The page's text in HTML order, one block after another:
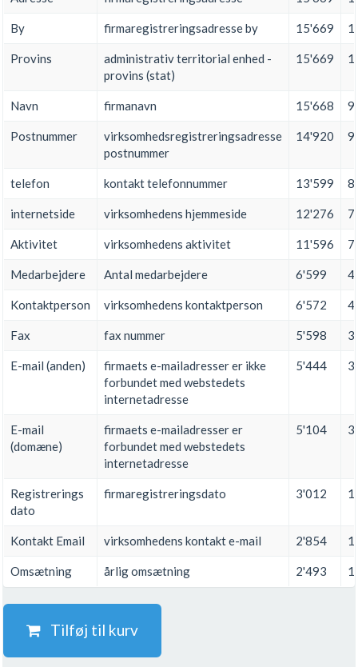
By firmaregistreringsadresse by 15'669
Provins
administrativ territorial enhed -
provins (stat)
15'669
Navn firmanavn 15'668
Postnummer
virksomhedsregistreringsadresse
postnummer
14'920
telefon kontakt telefonnummer 13'599
internetside virksomhedens hjemmeside 12'276
Aktivitet virksomhedens aktivitet 11'596
Medarbejdere Antal medarbejdere 6'599
Kontaktperson virksomhedens kontaktperson 6'572
Fax fax nummer 5'598
E-mail (anden)
firmaets e-mailadresser er ikke
forbundet med webstedets
internetadresse
5'444
E-mail
(domæne)
firmaets e-mailadresser er
forbundet med webstedets
internetadresse
5'104
Registrerings
dato
firmaregistreringsdato 3'012
Kontakt Email virksomhedens kontakt e-mail 2'854
Omsætning årlig omsætning 2'493
Tilføj til kurv